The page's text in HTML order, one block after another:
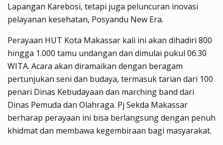
Lapangan Karebosi, tetapi juga peluncuran inovasi
pelayanan kesehatan, Posyandu New Era.
Perayaan HUT Kota Makassar kali ini akan dihadiri 800
hingga 1.000 tamu undangan dan dimulai pukul 06.30
WITA. Acara akan diramaikan dengan beragam
pertunjukan seni dan budaya, termasuk tarian dari 100
penari Dinas Kebudayaan dan marching band dari
Dinas Pemuda dan Olahraga. Pj Sekda Makassar
berharap perayaan ini bisa berlangsung dengan penuh
khidmat dan membawa kegembiraan bagi masyarakat.